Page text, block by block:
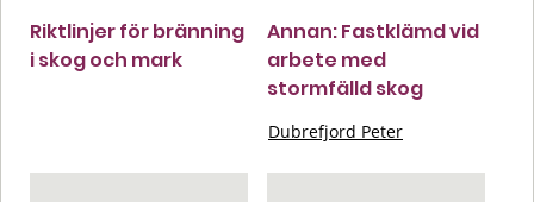
Riktlinjer för bränning
i skog och mark
Annan: Fastklämd vid
arbete med
stormfälld skog
Dubrefjord Peter